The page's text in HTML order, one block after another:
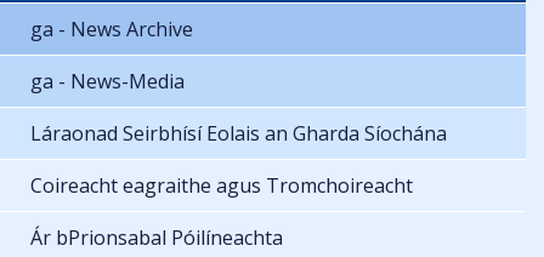
ga - News Archive
ga - News-Media
Láraonad Seirbhísí Eolais an Gharda Síochána
Coireacht eagraithe agus Tromchoireacht
Ár bPrionsabal Póilíneachta